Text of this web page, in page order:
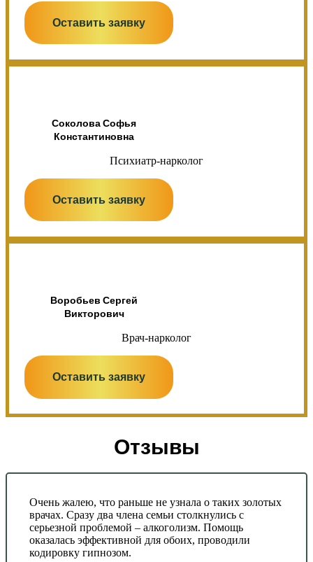
Оставить заявку
Соколова Софья
Константиновна
Психиатр-нарколог
Оставить заявку
Воробьев Сергей
Викторович
Врач-нарколог
Оставить заявку
Отзывы
Очень жалею, что раньше не узнала о таких золотых
врачах. Сразу два члена семьи столкнулись с
серьезной проблемой – алкоголизм. Помощь
оказалась эффективной для обоих, проводили
кодировку гипнозом.